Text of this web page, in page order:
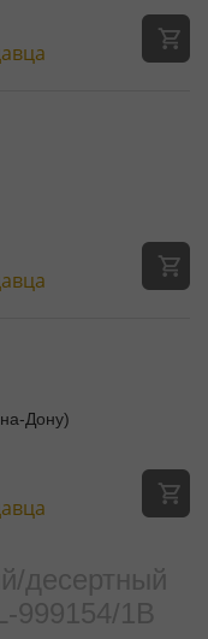
Дону)
десертный
1B